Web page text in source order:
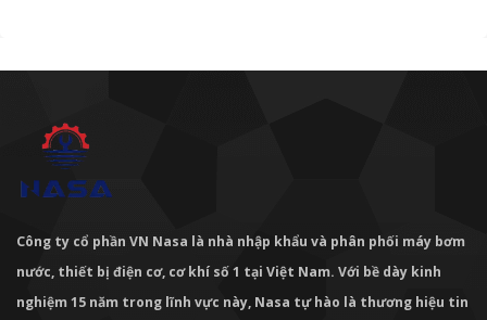
Công ty cổ phần VN Nasa là nhà nhập khẩu và phân phối máy bơm
nước, thiết bị điện cơ, cơ khí số 1 tại Việt Nam. Với bề dày kinh
nghiệm 15 năm trong lĩnh vực này, Nasa tự hào là thương hiệu tin